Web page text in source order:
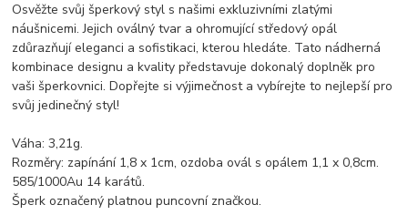
Osvěžte svůj šperkový styl s našimi exkluzivními zlatými
náušnicemi. Jejich oválný tvar a ohromující středový opál
zdůrazňují eleganci a sofistikaci, kterou hledáte. Tato nádherná
kombinace designu a kvality představuje dokonalý doplněk pro
vaši šperkovnici. Dopřejte si výjimečnost a vybírejte to nejlepší pro
svůj jedinečný styl!
Váha: 3,21g.
Rozměry: zapínání 1,8 x 1cm, ozdoba ovál s opálem 1,1 x 0,8cm.
585/1000Au 14 karátů.
Šperk označený platnou puncovní značkou.